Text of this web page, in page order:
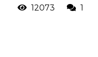
12073 1